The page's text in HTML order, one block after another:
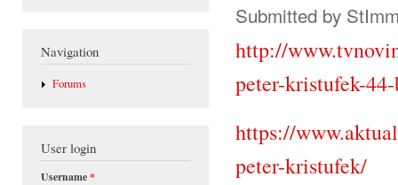
Navigation
Forums
User login
Username*
Submitted by
http://
peter-kristufek-
https://
peter-kristufek/